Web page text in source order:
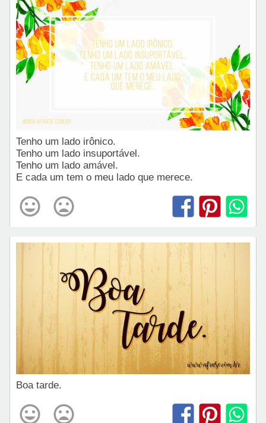
Tenho um lado irônico.
Tenho um lado insuportável.
Tenho um lado amável.
E cada um tem o meu lado que merece.
Boa tarde.